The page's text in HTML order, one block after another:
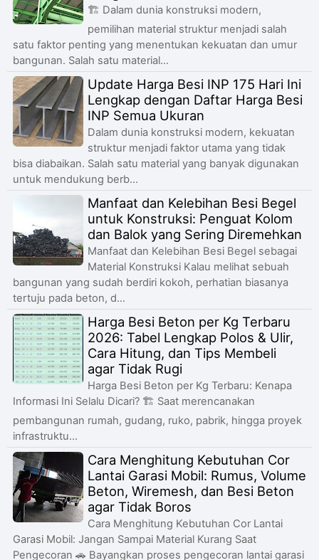
🏗️ Dalam dunia konstruksi modern,
pemilihan material struktur menjadi salah
satu faktor penting yang menentukan kekuatan dan umur
bangunan. Salah satu material...
Update Harga Besi INP 175 Hari Ini
Lengkap dengan Daftar Harga Besi
INP Semua Ukuran
Dalam dunia konstruksi modern, kekuatan
struktur menjadi faktor utama yang tidak
bisa diabaikan. Salah satu material yang banyak digunakan
untuk mendukung berb...
Manfaat dan Kelebihan Besi Begel
untuk Konstruksi: Penguat Kolom
dan Balok yang Sering Diremehkan
Manfaat dan Kelebihan Besi Begel sebagai
Material Konstruksi Kalau melihat sebuah
bangunan yang sudah berdiri kokoh, perhatian biasanya
tertuju pada beton, d...
Harga Besi Beton per Kg Terbaru
2026: Tabel Lengkap Polos & Ulir,
Cara Hitung, dan Tips Membeli
agar Tidak Rugi
Harga Besi Beton per Kg Terbaru: Kenapa
Informasi Ini Selalu Dicari? 🏗️ Saat merencanakan
pembangunan rumah, gudang, ruko, pabrik, hingga proyek
infrastruktu...
Cara Menghitung Kebutuhan Cor
Lantai Garasi Mobil: Rumus, Volume
Beton, Wiremesh, dan Besi Beton
agar Tidak Boros
Cara Menghitung Kebutuhan Cor Lantai
Garasi Mobil: Jangan Sampai Material Kurang Saat
Pengecoran 🚗 Bayangkan proses pengecoran lantai garasi